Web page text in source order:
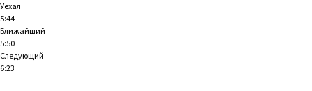
Уехал
5:44
Ближайший
5:50
Следующий
6:23